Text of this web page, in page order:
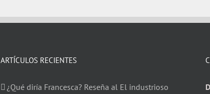
ARTÍCULOS RECIENTES
¿Qué diría Francesca? Reseña al El industrioso